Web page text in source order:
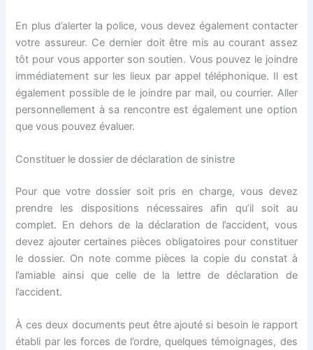
En plus d’alerter la police, vous devez également contacter
votre assureur. Ce dernier doit être mis au courant assez
tôt pour vous apporter son soutien. Vous pouvez le joindre
immédiatement sur les lieux par appel téléphonique. Il est
également possible de le joindre par mail, ou courrier. Aller
personnellement à sa rencontre est également une option
que vous pouvez évaluer.
Constituer le dossier de déclaration de sinistre
Pour que votre dossier soit pris en charge, vous devez
prendre les dispositions nécessaires afin qu’il soit au
complet. En dehors de la déclaration de l’accident, vous
devez ajouter certaines pièces obligatoires pour constituer
le dossier. On note comme pièces la copie du constat à
l’amiable ainsi que celle de la lettre de déclaration de
l’accident.
À ces deux documents peut être ajouté si besoin le rapport
établi par les forces de l’ordre, quelques témoignages, des